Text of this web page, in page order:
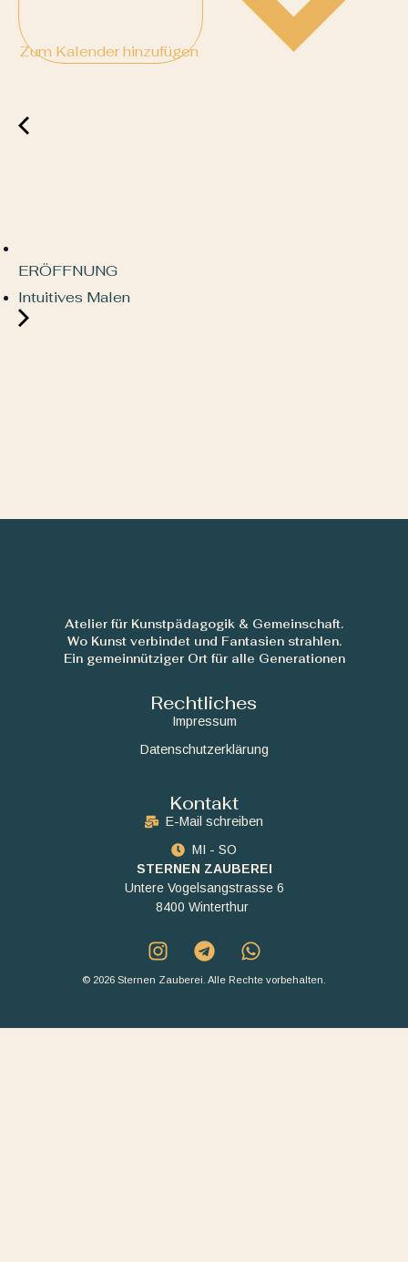
Zum Kalender hinzufügen
ERÖFFNUNG
Intuitives Malen
Atelier für Kunstpädagogik & Gemeinschaft.
Wo Kunst verbindet und Fantasien strahlen.
Ein gemeinnütziger Ort für alle Generationen
Rechtliches
Impressum
Datenschutzerklärung
Kontakt
E-Mail schreiben
MI - SO
STERNEN ZAUBEREI
Untere Vogelsangstrasse 6
8400 Winterthur
© 2026 Sternen Zauberei. Alle Rechte vorbehalten.